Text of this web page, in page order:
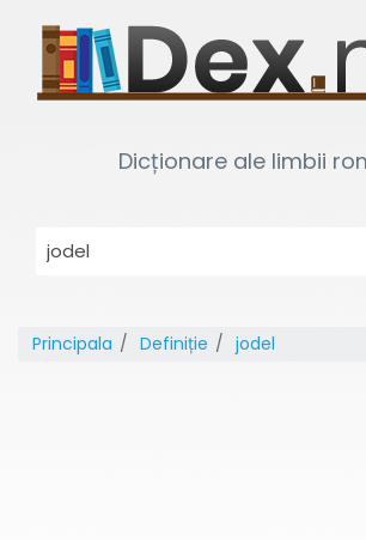
Dicționare ale limbii
Principala Definiție jodel